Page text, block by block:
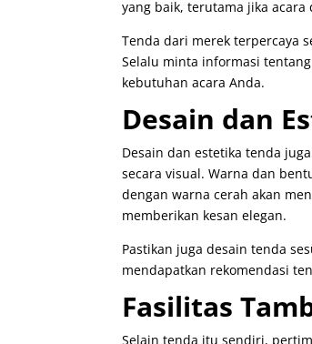
yang baik, terutama jika
Tenda dari merek terpercaya
Selalu minta informasi
kebutuhan acara Anda.
Desain dan
Desain dan estetika tenda
secara visual. Warna dan
dengan warna cerah akan
memberikan kesan elegan.
Pastikan juga desain tenda
mendapatkan rekomendasi
Fasilitas
Selain tenda itu sendiri,